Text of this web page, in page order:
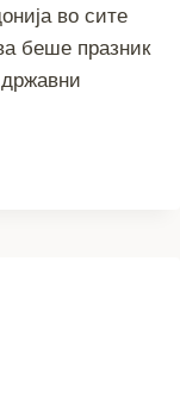
во сите
беше празник